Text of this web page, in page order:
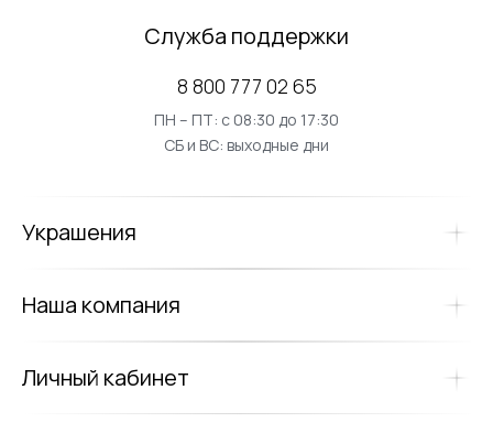
Служба поддержки
8 800 777 02 65
ПН – ПТ: с 08:30 до 17:30
СБ и ВС: выходные дни
Украшения
Наша компания
Личный кабинет